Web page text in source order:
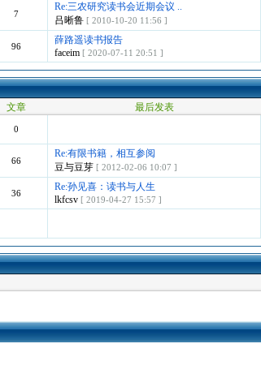
7
Re:三农研究读书会近期会议 ..
吕晰鲁 [ 2010-10-20 11:56 ]
96
薛路遥读书报告
faceim [ 2020-07-11 20:51 ]
文章 最后发表
0
66
Re:有限书籍，相互参阅
豆与豆芽 [ 2012-02-06 10:07 ]
36
Re:孙见喜：读书与人生
lkfcsv [ 2019-04-27 15:57 ]